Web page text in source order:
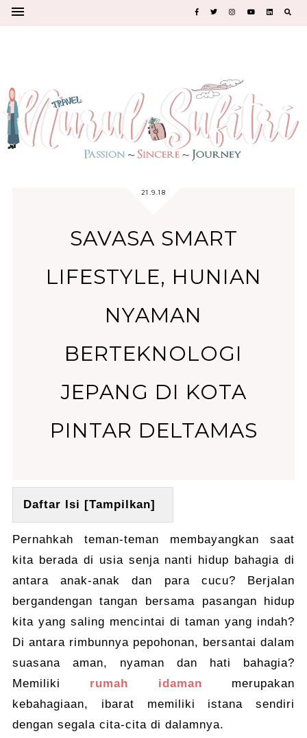
21.9.18
SAVASA SMART
LIFESTYLE, HUNIAN
NYAMAN
BERTEKNOLOGI
JEPANG DI KOTA
PINTAR DELTAMAS
Daftar Isi [Tampilkan]
Pernahkah teman-teman membayangkan saat
kita berada di usia senja nanti hidup bahagia di
antara anak-anak dan para cucu? Berjalan
bergandengan tangan bersama pasangan hidup
kita yang saling mencintai di taman yang indah?
Di antara rimbunnya pepohonan, bersantai dalam
suasana aman, nyaman dan hati bahagia?
Memiliki rumah idaman merupakan
kebahagiaan, ibarat memiliki istana sendiri
dengan segala cita-cita di dalamnya.